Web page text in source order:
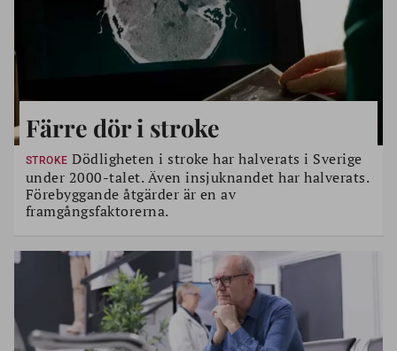
Färre dör i stroke
STROKE Dödligheten i stroke har halverats i Sverige
under 2000-talet. Även insjuknandet har halverats.
Förebyggande åtgärder är en av
framgångsfaktorerna.